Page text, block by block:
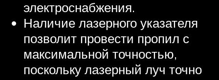
электроснабжения.
Наличие лазерного указателя
позволит провести пропил с
максимальной точностью,
поскольку лазерный луч точно